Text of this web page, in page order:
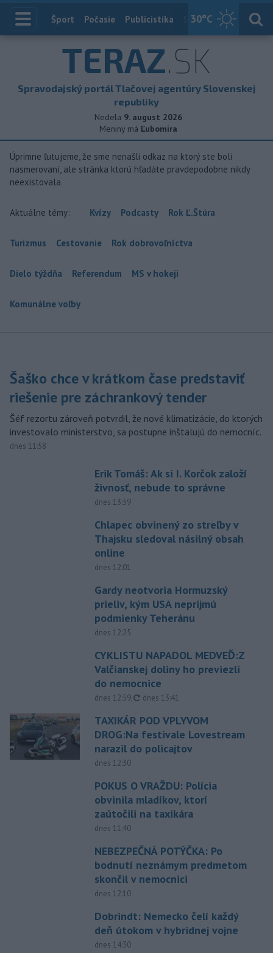
30°C
Index
Šport Počasie Publicistika Slovensko
TERAZ.SK
Spravodajský portál Tlačovej agentúry Slovenskej
republiky
Nedela 9. august 2026
Meniny má Ľubomíra
Úprimne ľutujeme, že sme nenašli odkaz na ktorý ste boli
nasmerovaní, ale stránka ktorú hľadáte pravdepodobne nikdy
neexistovala
Aktuálne témy: Kvízy Podcasty Rok Ľ.Štúra
Turizmus Cestovanie Rok dobrovoľníctva
Dielo týždňa Referendum MS v hokeji
Komunálne voľby
Šaško chce v krátkom čase predstaviť
riešenie pre záchrankový tender
Šéf rezortu zároveň potvrdil, že nové klimatizácie, do ktorých
investovalo ministerstvo, sa postupne inštalujú do nemocníc.
dnes 11:58
Erik Tomáš: Ak si I. Korčok založí
živnosť, nebude to správne
dnes 13:59
Chlapec obvinený zo streľby v
Thajsku sledoval násilný obsah
online
dnes 12:01
Gardy neotvoria Hormuzský
prieliv, kým USA neprijmú
podmienky Teheránu
dnes 12:25
CYKLISTU NAPADOL MEDVEĎ:Z
Valčianskej doliny ho previezli
do nemocnice
dnes 12:59, aktualizované
dnes 13:41
TAXIKÁR POD VPLYVOM
DROG:Na festivale Lovestream
narazil do policajtov
dnes 12:30
POKUS O VRAŽDU: Polícia
obvinila mladíkov, ktorí
zaútočili na taxikára
dnes 11:40
NEBEZPEČNÁ POTÝČKA: Po
bodnutí neznámym predmetom
skončil v nemocnici
dnes 12:10
Dobrindt: Nemecko čelí každý
deň útokom v hybridnej vojne
dnes 14:30